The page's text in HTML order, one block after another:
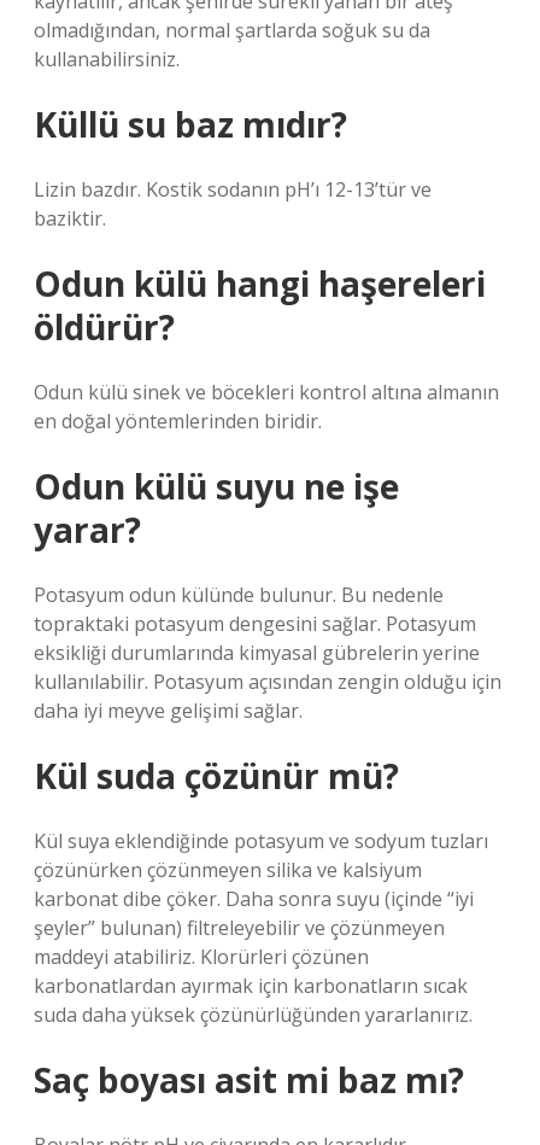
olmadığından, normal şartlarda soğuk su da
kullanabilirsiniz.
Küllü su baz mıdır?
Lizin bazdır. Kostik sodanın pH’ı 12-13’tür ve
baziktir.
Odun külü hangi haşereleri
öldürür?
Odun külü sinek ve böcekleri kontrol altına almanın
en doğal yöntemlerinden biridir.
Odun külü suyu ne işe
yarar?
Potasyum odun külünde bulunur. Bu nedenle
topraktaki potasyum dengesini sağlar. Potasyum
eksikliği durumlarında kimyasal gübrelerin yerine
kullanılabilir. Potasyum açısından zengin olduğu için
daha iyi meyve gelişimi sağlar.
Kül suda çözünür mü?
Kül suya eklendiğinde potasyum ve sodyum tuzları
çözünürken çözünmeyen silika ve kalsiyum
karbonat dibe çöker. Daha sonra suyu (içinde “iyi
şeyler” bulunan) filtreleyebilir ve çözünmeyen
maddeyi atabiliriz. Klorürleri çözünen
karbonatlardan ayırmak için karbonatların sıcak
suda daha yüksek çözünürlüğünden yararlanırız.
Saç boyası asit mi baz mı?